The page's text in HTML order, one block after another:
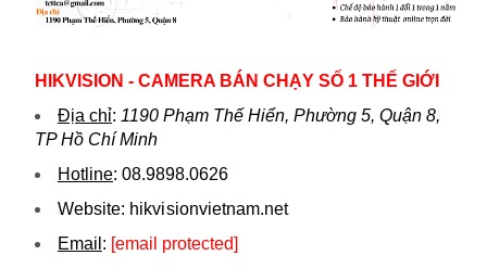
HIKVISION - CAMERA BÁN CHẠY SỐ 1 THẾ GIỚI
Địa chỉ: 1190 Phạm Thế Hiển, Phường 5, Quận 8,
TP Hồ Chí Minh
Hotline: 08.9898.0626
Website: hikvi sionvietnam.net
Email : [email protected]